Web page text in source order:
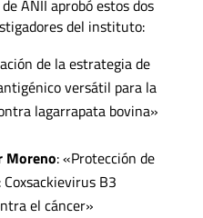
de ANII aprobó estos dos
del instituto:
de la estrategia de
versátil para la
lagarrapata bovina»
Moreno: «Protección de
B3
el cáncer»